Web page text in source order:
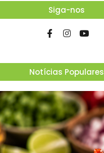
Siga-nos
Notícias Populares